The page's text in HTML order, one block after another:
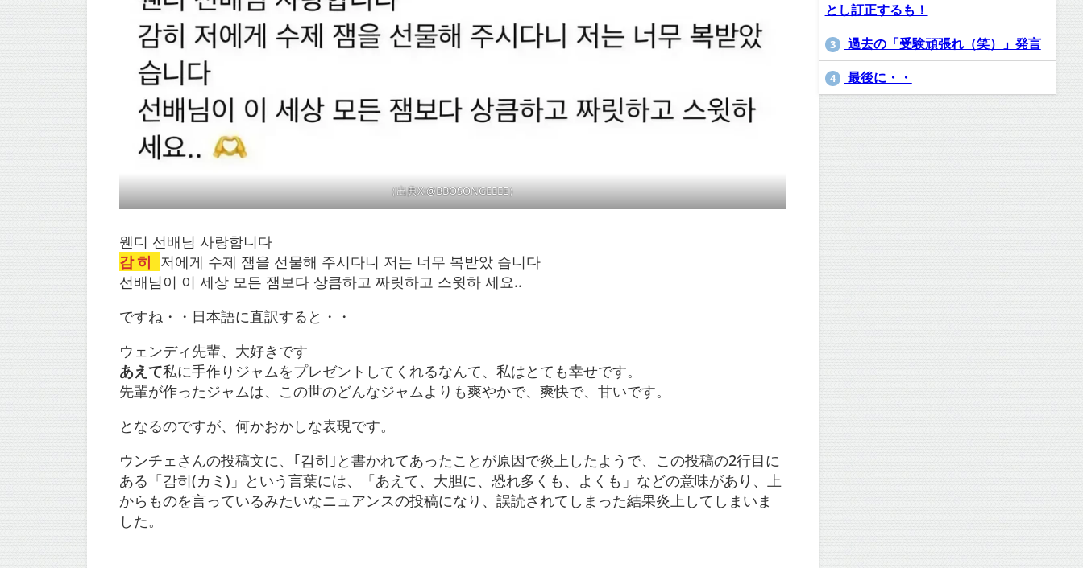
（出典X:@BBOSONGEEEE）
웬디 선배님 사랑합니다
감히 저에게 수제 잼을 선물해 주시다니 저는 너무 복받았 습니다
선배님이 이 세상 모든 잼보다 상큼하고 짜릿하고 스윗하 세요..
ですね・・日本語に直訳すると・・
ウェンディ先輩、大好きです
あえて私に手作りジャムをプレゼントしてくれるなんて、私はとても幸せです。
先輩が作ったジャムは、この世のどんなジャムよりも爽やかで、爽快で、甘いです。
となるのですが、何かおかしな表現です。
ウンチェさんの投稿文に、｢감히｣と書かれてあったことが原因で炎上したようで、この投稿の2行目に
ある「감히(カミ)」という言葉には、「あえて、大胆に、恐れ多くも、よくも」などの意味があり、上
からものを言っているみたいなニュアンスの投稿になり、誤読されてしまった結果炎上してしまいま
した。
とし訂正するも！
3 過去の「受験頑張れ（笑）」発言
4 最後に・・